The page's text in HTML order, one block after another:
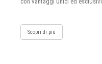
Scopri di più